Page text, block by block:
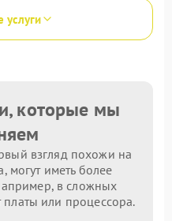
услуги
которые мы
взгляд похожи на
могут иметь более
в сложных
платы или процессора.